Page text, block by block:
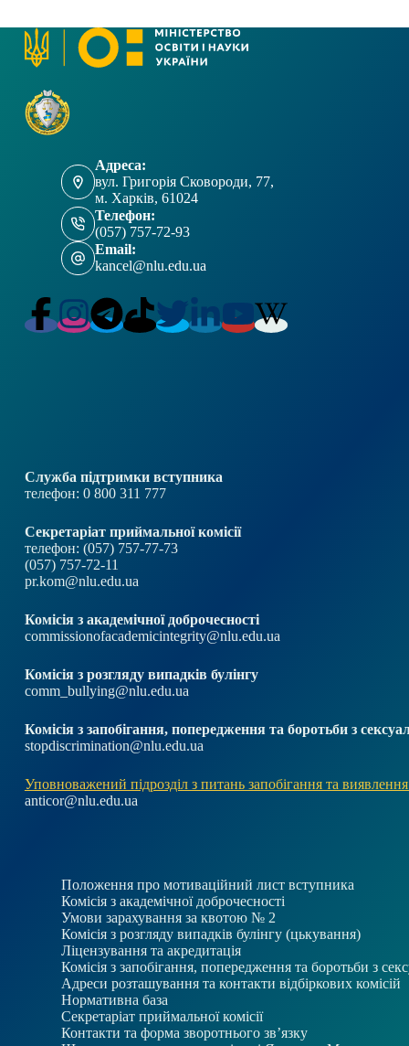
Адреса:
вул. Григорія Сковороди, 77,
м. Харків, 61024
Телефон:
(057) 757-72-93
Email:
kancel@nlu.edu.ua
Служба підтримки вступника
телефон: 0 800 311 777
Секретаріат приймальної комісії
телефон: (057) 757-77-73
(057) 757-72-11
pr.kom@nlu.edu.ua
Комісія з академічної доброчесності
commissionofacademicintegrity@nlu.edu.ua
Комісія з розгляду випадків булінгу
comm_bullying@nlu.edu.ua
Комісія з запобігання, попередження та боротьби з
stopdiscrimination@nlu.edu.ua
Уповноважений підрозділ з питань запобігання та виявлення
anticor@nlu.edu.ua
Положення про мотиваційний лист вступника
Комісія з академічної доброчесності
Умови зарахування за квотою № 2
Комісія з розгляду випадків булінгу (цькування)
Ліцензування та акредитація
Комісія з запобігання, попередження та боротьби з
Адреси розташування та контакти відбіркових комісій
Нормативна база
Секретаріат приймальної комісії
Контакти та форма зворотнього зв’язку